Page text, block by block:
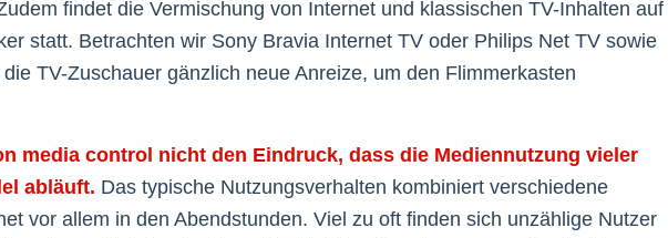
findet die Vermischung von Internet und klassischen TV-Inhalten auf
statt. Betrachten wir Sony Bravia Internet TV oder Philips Net TV sowie
TV-Zuschauer gänzlich neue Anreize, um den Flimmerkasten
media control nicht den Eindruck, dass die Mediennutzung vieler
abläuft. Das typische Nutzungsverhalten kombiniert verschiedene
vor allem in den Abendstunden. Viel zu oft finden sich unzählige Nutzer